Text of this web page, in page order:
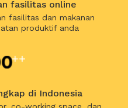
fasilitas online
fasilitas dan makanan
produktif anda
di Indonesia